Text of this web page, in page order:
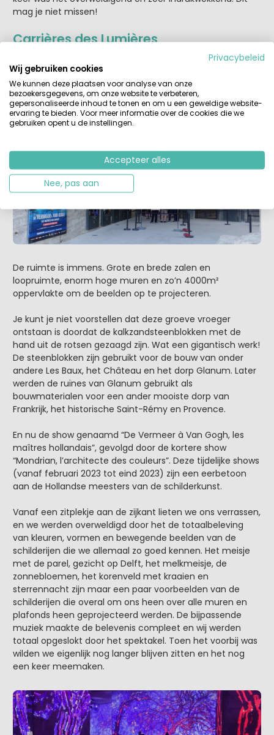
mag je niet missen!
Carrières des Lumières
Het is nog geen vijf minuten lopen naar de Carrières des
Lumières, in de oude steengroeve onder de berg waar Les
Baux op gebouwd is. Hier ben je in de Val d’ Enfer, de Vallei
van de Hel. Binnen in de ruimte is de temperatuur
constant ergens tussen de 14 en 16 graden, en dat is erg
prettig als je vanuit de Provençaalse hitte binnenkomt.
De ruimte is immens. Grote en brede zalen en
loopruimte, enorm hoge muren en zo’n 4000m²
oppervlakte om de beelden op te projecteren.
Je kunt je niet voorstellen dat deze groeve vroeger
ontstaan is doordat de kalkzandsteenblokken met de
hand uit de rotsen gezaagd zijn. Wat een gigantisch werk!
De steenblokken zijn gebruikt voor de bouw van onder
andere Les Baux, het Château en het dorp Glanum. Later
werden de ruïnes van Glanum gebruikt als
bouwmaterialen voor een ander mooiste dorp van
Frankrijk, het historische Saint-Rémy en Provence.
En nu de show genaamd “De Vermeer à Van Gogh, les
maîtres hollandais”, gevolgd door de kortere show
“Mondrian, l’architecte des couleurs”. Deze tijdelijke shows
(vanaf februari 2023 tot eind 2023) zijn een eerbetoon
aan de Hollandse meesters van de schilderkunst.
Vanaf een zitplekje aan de zijkant lieten we ons verrassen,
en we werden overweldigd door het de totaalbeleving
van kleuren, vormen en bewegende beelden van de
schilderijen die we allemaal zo goed kennen. Het meisje
met de parel, gezicht op Delft, het melkmeisje, de
zonnebloemen, het korenveld met kraaien en
sterrennacht zijn maar een paar voorbeelden van de
schilderijen die overal om ons heen over alle muren en
plafonds heen geprojecteerd werden. De bijpassende
muziek maakte de belevenis compleet en wij werden
totaal opgeslokt door het spektakel. Toen het voorbij was
wilden we eigenlijk nog langer blijven zitten en het nog
een keer meemaken.
Privacybeleid
Wij gebruiken cookies
We kunnen deze plaatsen voor analyse van onze
bezoekersgegevens, om onze website te verbeteren,
gepersonaliseerde inhoud te tonen en om u een geweldige website-
ervaring te bieden. Voor meer informatie over de cookies die we
gebruiken opent u de instellingen.
Accepteer alles
Nee, pas aan